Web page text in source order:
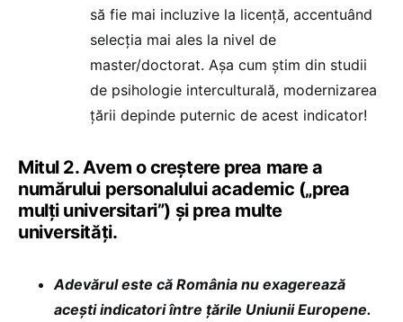
să fie mai incluzive la licență, accentuând
selecția mai ales la nivel de
master/doctorat. Așa cum știm din studii
de psihologie interculturală, modernizarea
țării depinde puternic de acest indicator!
Mitul 2. Avem o creștere prea mare a
numărului personalului academic („prea
mulți universitari”) și prea multe
universități.
Adevărul este că România nu exagerează
acești indicatori între țările Uniunii Europene.